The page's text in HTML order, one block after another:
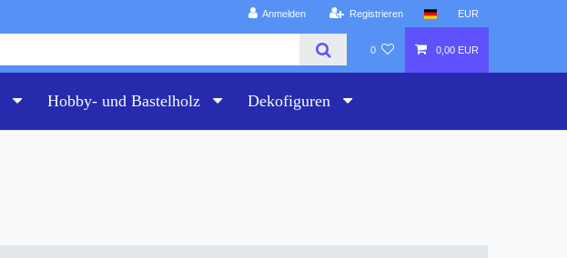
Anmelden Registrieren EUR
0 0,00 EUR
Hobby- und Bastelholz Dekofiguren